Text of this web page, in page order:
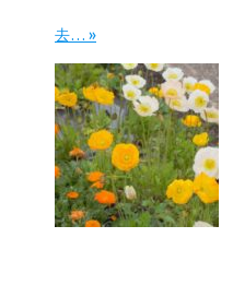
去… »